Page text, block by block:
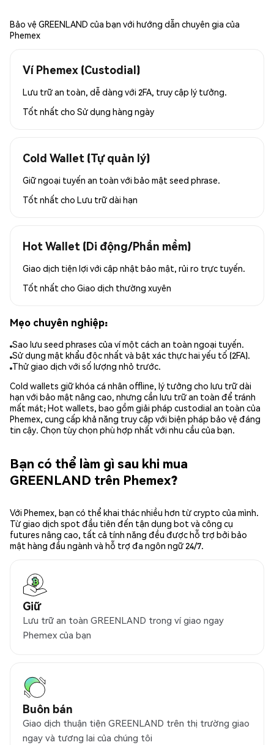
Bảo vệ GREENLAND của bạn với hướng dẫn chuyên gia của
Phemex
Ví Phemex (Custodial)
Lưu trữ an toàn, dễ dàng với 2FA, truy cập lý tưởng.
Tốt nhất cho Sử dụng hàng ngày
Cold Wallet (Tự quản lý)
Giữ ngoại tuyến an toàn với bảo mật seed phrase.
Tốt nhất cho Lưu trữ dài hạn
Hot Wallet (Di động/Phần mềm)
Giao dịch tiện lợi với cập nhật bảo mật, rủi ro trực tuyến.
Tốt nhất cho Giao dịch thường xuyên
Mẹo chuyên nghiệp:
Sao lưu seed phrases của ví một cách an toàn ngoại tuyến.
Sử dụng mật khẩu độc nhất và bật xác thực hai yếu tố (2FA).
Thử giao dịch với số lượng nhỏ trước.
Cold wallets giữ khóa cá nhân offline, lý tưởng cho lưu trữ dài
hạn với bảo mật nâng cao, nhưng cần lưu trữ an toàn để tránh
mất mát; Hot wallets, bao gồm giải pháp custodial an toàn của
Phemex, cung cấp khả năng truy cập với biện pháp bảo vệ đáng
tin cậy. Chọn tùy chọn phù hợp nhất với nhu cầu của bạn.
Bạn có thể làm gì sau khi mua
GREENLAND trên Phemex?
Với Phemex, bạn có thể khai thác nhiều hơn từ crypto của mình.
Từ giao dịch spot đầu tiên đến tận dụng bot và công cụ
futures nâng cao, tất cả tính năng đều được hỗ trợ bởi bảo
mật hàng đầu ngành và hỗ trợ đa ngôn ngữ 24/7.
Giữ
Lưu trữ an toàn GREENLAND trong ví giao ngay
Phemex của bạn
Buôn bán
Giao dịch thuận tiện GREENLAND trên thị trường giao
ngay và tương lai của chúng tôi